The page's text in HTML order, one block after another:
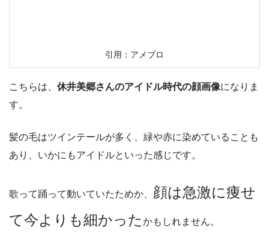
引用：アメブロ
こちらは、 休井美郷さんのアイドル時代の顔画像になりま
す。
髪の毛はツインテールが多く、緑や赤に染めていることも
あり、いかにもアイドルといった感じです。
歌って踊って動いていたためか、 顔は急激に痩せ
て今よりも細かった かもしれません。